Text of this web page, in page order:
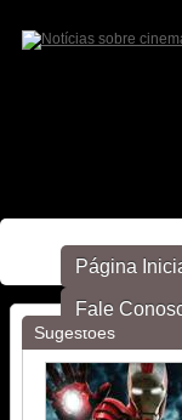
Sugestões
Página
Fale